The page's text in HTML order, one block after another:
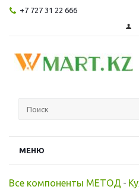
+7 727 31 22 666
МЕНЮ
Все компоненты МЕТОД -